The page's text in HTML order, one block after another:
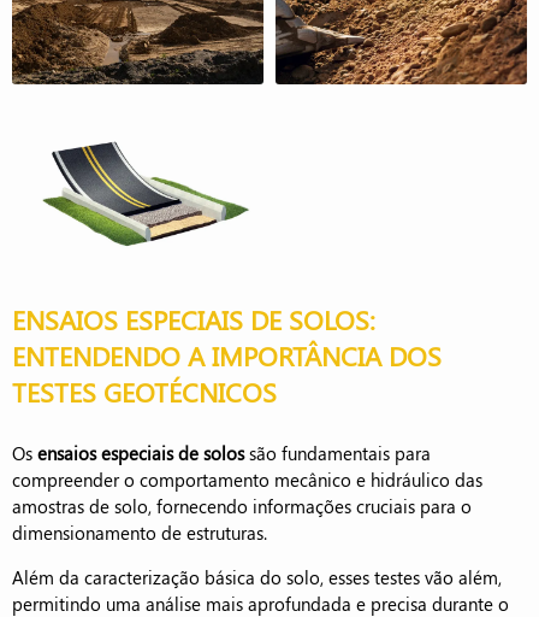
ENSAIOS ESPECIAIS DE SOLOS:
ENTENDENDO A IMPORTÂNCIA DOS
TESTES GEOTÉCNICOS
Os ensaios especiais de solossão fundamentais para
compreender o comportamento mecânico e hidráulico das
amostras de solo, fornecendo informações cruciais para o
dimensionamento de estruturas.
Além da caracterização básica do solo, esses testes vão além,
permitindo uma análise mais aprofundada e precisa durante o